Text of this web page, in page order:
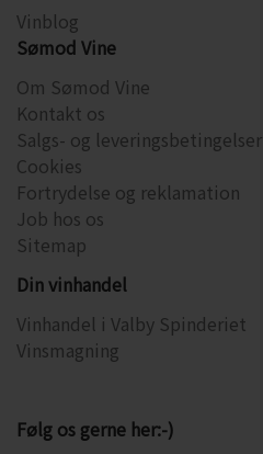
Vinblog
Sømod Vine
Om Sømod Vine
Kontakt os
Salgs- og leveringsbetingelser
Cookies
Fortrydelse og reklamation
Job hos os
Sitemap
Din vinhandel
Vinhandel i Valby Spinderiet
Vinsmagning
Følg os gerne her:-)